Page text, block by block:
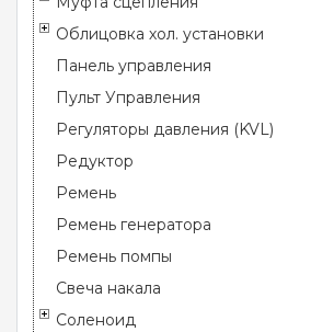
Облицовка хол. установки
Панель управления
Пульт Управления
Регуляторы давления (KVL)
Редуктор
Ремень
Ремень генератора
Ремень помпы
Свеча накала
Соленоид